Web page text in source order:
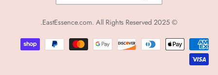
© 2025
EastEssence.com. All Rights Reserved.